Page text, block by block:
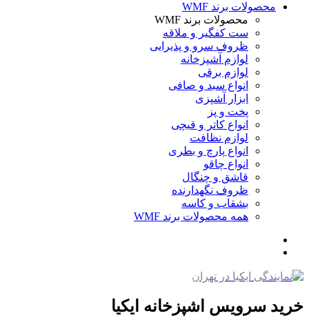
محصولات برند WMF
محصولات برند WMF
ست کفگیر و ملاقه
ظروف سرو و پذیرایی
لوازم آشپزخانه
لوازم برقی
انواع سبد و صافی
ابزار آشپزی
پخت و پز
انواع کاتر و قیچی
لوازم نظافت
انواع پارچ و بطری
انواع چاقو
قاشق و چنگال
ظروف نگهدارنده
بشقاب و کاسه
همه محصولات برند WMF
خرید سرویس اشپزخانه ایکیا